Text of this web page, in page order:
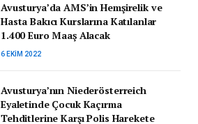
Avusturya’da AMS’in Hemşirelik ve
Hasta Bakıcı Kurslarına Katılanlar
1.400 Euro Maaş Alacak
6 EKIM 2022
Avusturya’nın Niederösterreich
Eyaletinde Çocuk Kaçırma
Tehditlerine Karşı Polis Harekete